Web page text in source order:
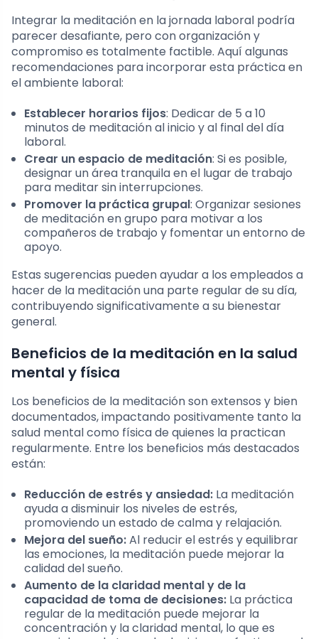
Integrar la meditación en la jornada laboral podría
parecer desafiante, pero con organización y
compromiso es totalmente factible. Aquí algunas
recomendaciones para incorporar esta práctica en
el ambiente laboral:
Establecer horarios fijos: Dedicar de 5 a 10
minutos de meditación al inicio y al final del día
laboral.
Crear un espacio de meditación: Si es posible,
designar un área tranquila en el lugar de trabajo
para meditar sin interrupciones.
Promover la práctica grupal: Organizar sesiones
de meditación en grupo para motivar a los
compañeros de trabajo y fomentar un entorno de
apoyo.
Estas sugerencias pueden ayudar a los empleados a
hacer de la meditación una parte regular de su día,
contribuyendo significativamente a su bienestar
general.
Beneficios de la meditación en la salud
mental y física
Los beneficios de la meditación son extensos y bien
documentados, impactando positivamente tanto la
salud mental como física de quienes la practican
regularmente. Entre los beneficios más destacados
están:
Reducción de estrés y ansiedad: La meditación
ayuda a disminuir los niveles de estrés,
promoviendo un estado de calma y relajación.
Mejora del sueño:Al reducir el estrés y equilibrar
las emociones, la meditación puede mejorar la
calidad del sueño.
Aumento de la claridad mental y de la
capacidad de toma de decisiones: La práctica
regular de la meditación puede mejorar la
concentración y la claridad mental, lo que es